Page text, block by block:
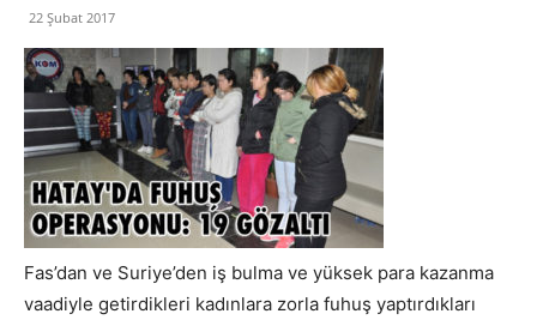
22 Şubat 2017
Fas’dan ve Suriye’den iş bulma ve yüksek para kazanma
vaadiyle getirdikleri kadınlara zorla fuhuş yaptırdıkları